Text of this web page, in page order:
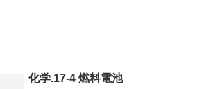
化学.17-4 燃料電池